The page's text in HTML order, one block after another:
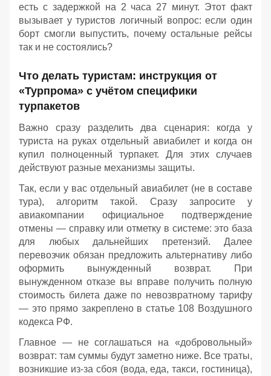
есть с задержкой на 2 часа 27 минут. Этот факт
вызывает у туристов логичный вопрос: если один
борт смогли выпустить, почему остальные рейсы
так и не состоялись?
Что делать туристам: инструкция от
«Турпрома» с учётом специфики
турпакетов
Важно сразу разделить два сценария: когда у
туриста на руках отдельный авиабилет и когда он
купил полноценный турпакет. Для этих случаев
действуют разные механизмы защиты.
Так, если у вас отдельный авиабилет (не в составе
тура), алгоритм такой. Сразу запросите у
авиакомпании официальное подтверждение
отмены — справку или отметку в системе: это база
для любых дальнейших претензий. Далее
перевозчик обязан предложить альтернативу либо
оформить вынужденный возврат. При
вынужденном отказе вы вправе получить полную
стоимость билета даже по невозвратному тарифу
— это прямо закреплено в статье 108 Воздушного
кодекса РФ.
Главное — не соглашаться на «добровольный»
возврат: там суммы будут заметно ниже. Все траты,
возникшие из‑за сбоя (вода, еда, такси, гостиница),